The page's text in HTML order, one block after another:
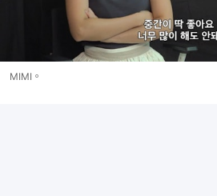
MIMI。